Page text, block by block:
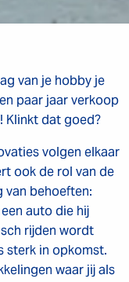
van je hobby je
paar jaar verkoop
Klinkt dat goed?
volgen elkaar
ook de rol van de
van behoeften:
auto die hij
rijden wordt
sterk in opkomst.
waar jij als